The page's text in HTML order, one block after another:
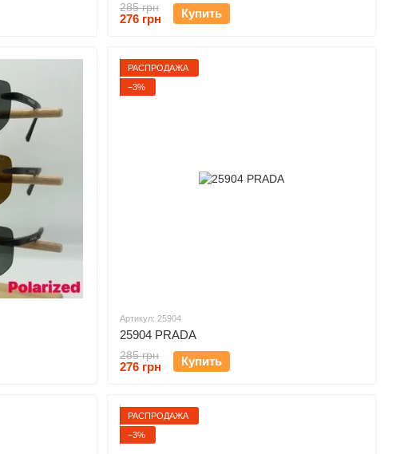
285 грн
276 грн Купить
РАСПРОДАЖА
−3%
Артикул: 25904
25904 PRADA
285 грн
276 грн Купить
РАСПРОДАЖА
−3%